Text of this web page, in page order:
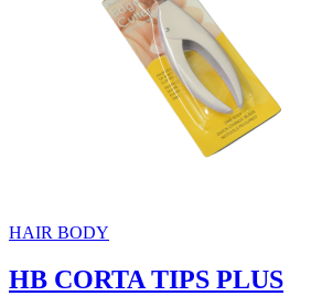
HAIR BODY
HB CORTA TIPS PLUS